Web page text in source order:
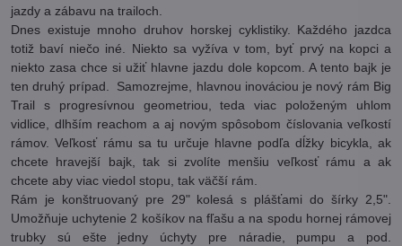
jazdy a zábavu na trailoch.
Dnes existuje mnoho druhov horskej cyklistiky. Každého jazdca
totiž baví niečo iné. Niekto sa vyžíva v tom, byť prvý na kopci a
niekto zasa chce si užiť hlavne jazdu dole kopcom. A tento bajk je
ten druhý prípad. Samozrejme, hlavnou inováciou je nový rám Big
Trail s progresívnou geometriou, teda viac položeným uhlom
vidlice, dlhším reachom a aj novým spôsobom číslovania veľkostí
rámov. Veľkosť rámu sa tu určuje hlavne podľa dĺžky bicykla, ak
chcete hravejší bajk, tak si zvolíte menšiu veľkosť rámu a ak
chcete aby viac viedol stopu, tak väčší rám.
Rám je konštruovaný pre 29" kolesá s plášťami do šírky 2,5".
Umožňuje uchytenie 2 košíkov na fľašu a na spodu hornej rámovej
trubky sú ešte jedny úchyty pre náradie, pumpu a pod.